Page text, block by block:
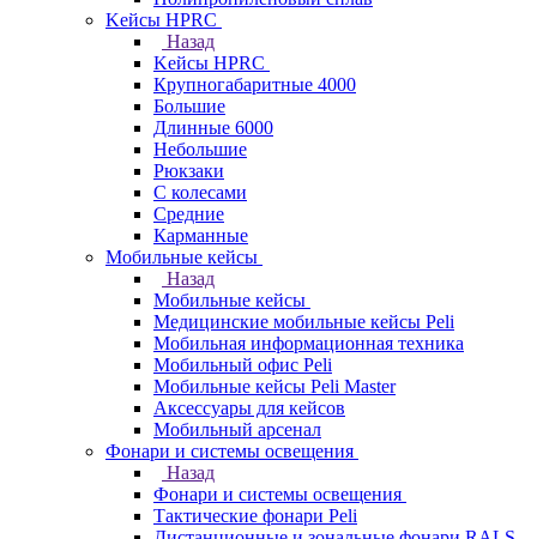
Kейсы HPRC
Назад
Kейсы HPRC
Крупногабаритные 4000
Большие
Длинные 6000
Небольшие
Рюкзаки
С колесами
Средние
Карманные
Мобильные кейсы
Назад
Мобильные кейсы
Медицинские мобильные кейсы Peli
Мобильная информационная техника
Мобильный офис Peli
Мобильные кейсы Peli Master
Аксессуары для кейсов
Мобильный арсенал
Фонари и системы освещения
Назад
Фонари и системы освещения
Тактические фонари Peli